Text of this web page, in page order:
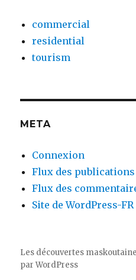
commercial
residential
tourism
META
Connexion
Flux des publications
Flux des
Site de WordPress-FR
Les découvertes
par WordPress